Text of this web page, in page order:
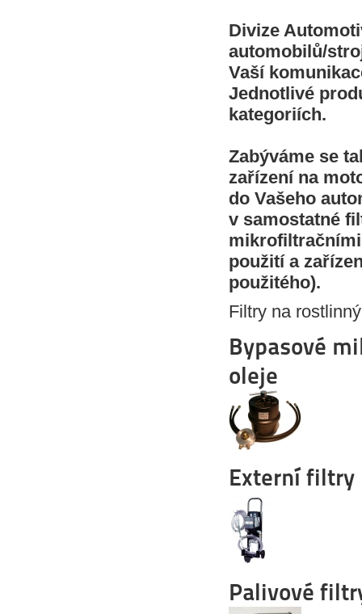
Divize
automobilů/
Vaší
Jednotlivé
kategoriích.
Zabýváme se
zařízení na
do Vašeho
v samostatné
použití a
použitého).
Filtry na
Bypasové
oleje
Externí filtry
Palivové